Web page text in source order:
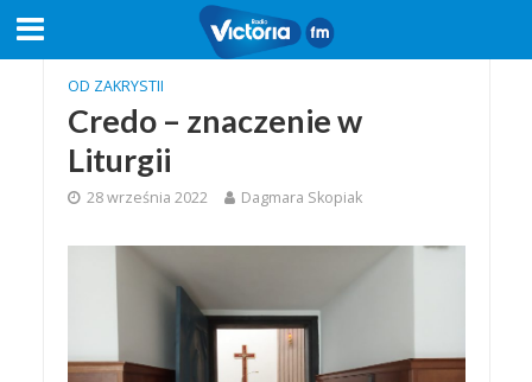
OD ZAKRYSTII
Credo – znaczenie w
Liturgii
28 września 2022 Dagmara Skopiak